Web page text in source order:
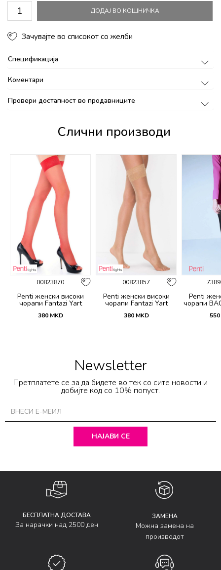
ДОДАЈ ВО КОШНИЧКА
Зачувајте во списокот со желби
Спецификација
Коментари
Провери достапност во продавниците
Слични производи
00823870
Penti женски високи
чорапи Fantazi Yart
380 MKD
00823857
Penti женски високи
чорапи Fantazi Yart
380 MKD
Penti
чорапи
550
Newsletter
Претплатете се за да бидете во тек со сите новости и
добијте код со 10% попуст.
НАЈАВИ СЕ
БЕСПЛАТНА ДОСТАВА
За нарачки над 2500 ден
ЗАМЕНА
Можна замена на
производот